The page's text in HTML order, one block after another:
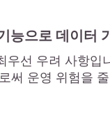
능으로 데이터
우선 우려 사항입
써 운영 위험을